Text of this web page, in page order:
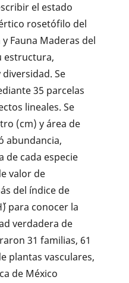
el estado
rosetófilo del
Fauna Maderas del
estructura,
Se
35 parcelas
lineales. Se
(cm) y área de
abundancia,
de cada especie
valor de
del índice de
para conocer la
verdadera de
31 familias, 61
plantas vasculares,
de México